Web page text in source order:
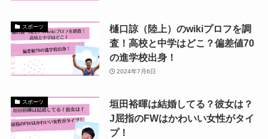
スポーツ
樋口諒（陸上）のwikiプロフを調
査！高校と中学はどこ？偏差値70
の進学校出身！
2024年7月6日
スポーツ
垣田裕暉は結婚してる？彼女は？
J屈指のFWはかわいい女性がタイ
プ！